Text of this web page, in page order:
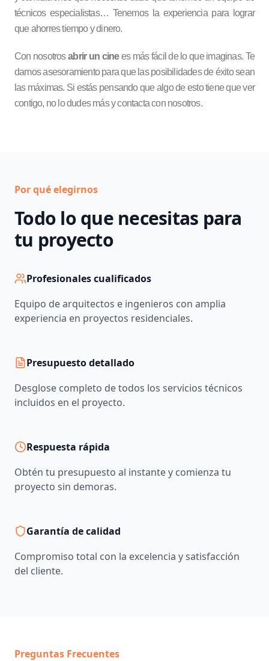
técnicos especialistas… Tenemos la experiencia para lograr
que ahorres tiempo y dinero.
Con nosotrosabrir un cinees más fácil de lo que imaginas. Te
damos asesoramiento para que las posibilidades de éxito sean
las máximas. Si estás pensando que algo de esto tiene que ver
contigo, no lo dudes más ycontacta con nosotros.
Por qué elegirnos
Todo lo que necesitas para
tu proyecto
Profesionales cualificados
Equipo de arquitectos e ingenieros con amplia
experiencia en proyectos residenciales.
Presupuesto detallado
Desglose completo de todos los servicios técnicos
incluidos en el proyecto.
Respuesta rápida
Obtén tu presupuesto al instante y comienza tu
proyecto sin demoras.
Garantía de calidad
Compromiso total con la excelencia y satisfacción
del cliente.
Preguntas Frecuentes